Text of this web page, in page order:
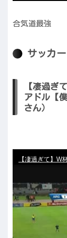
合気道最強
サッカー
【凄過ぎ
アドル【
さん）